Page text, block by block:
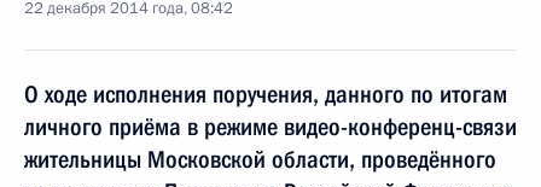
22 декабря 2014 года, 08:42
О ходе исполнения поручения, данного по итогам
личного приёма в режиме видео-конференц-связи
жительницы Московской области, проведённого